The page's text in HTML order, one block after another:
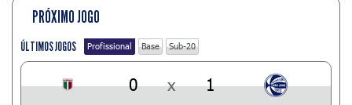
PRÓXIMO JOGO
ÚLTIMOS JOGOS Profissional Base Sub-20
0 x 1